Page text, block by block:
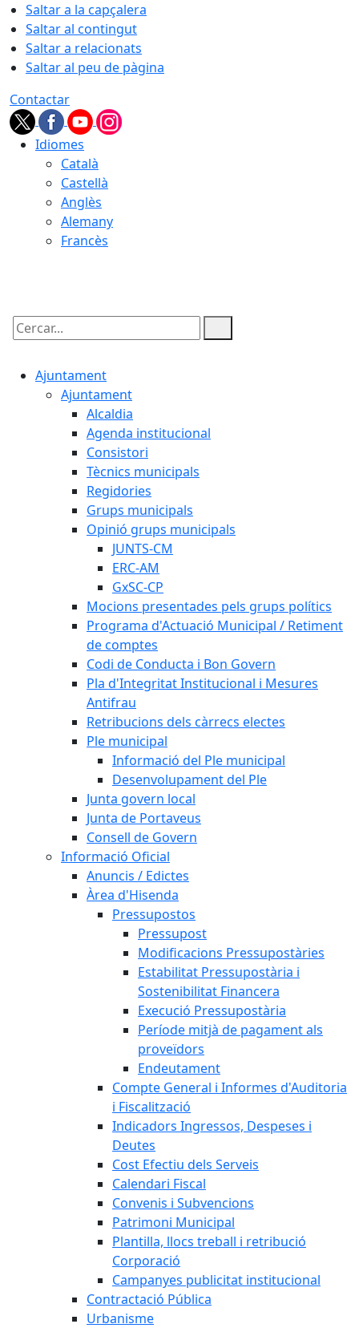
Saltar a la capçalera
Saltar al contingut
Saltar a relacionats
Saltar al peu de pàgina
Contactar
Idiomes
Català
Castellà
Anglès
Alemany
Francès
Cercar:
Ajuntament
Ajuntament
Alcaldia
Agenda institucional
Consistori
Tècnics municipals
Regidories
Grups municipals
Opinió grups municipals
JUNTS-CM
ERC-AM
GxSC-CP
Mocions presentades pels grups polítics
Programa d'Actuació Municipal / Retiment
de comptes
Codi de Conducta i Bon Govern
Pla d'Integritat Institucional i Mesures
Antifrau
Retribucions dels càrrecs electes
Ple municipal
Informació del Ple municipal
Desenvolupament del Ple
Junta govern local
Junta de Portaveus
Consell de Govern
Informació Oficial
Anuncis / Edictes
Àrea d'Hisenda
Pressupostos
Pressupost
Modificacions Pressupostàries
Estabilitat Pressupostària i
Sostenibilitat Financera
Execució Pressupostària
Període mitjà de pagament als
proveïdors
Endeutament
Compte General i Informes d'Auditoria
i Fiscalització
Indicadors Ingressos, Despeses i
Deutes
Cost Efectiu dels Serveis
Calendari Fiscal
Convenis i Subvencions
Patrimoni Municipal
Plantilla, llocs treball i retribució
Corporació
Campanyes publicitat institucional
Contractació Pública
Urbanisme